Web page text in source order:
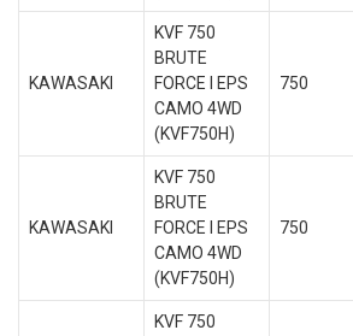
KAWASAKI
KVF 750
BRUTE
FORCE I EPS
CAMO 4WD
(KVF750H)
750
KAWASAKI
KVF 750
BRUTE
FORCE I EPS
CAMO 4WD
(KVF750H)
750
KVF 750